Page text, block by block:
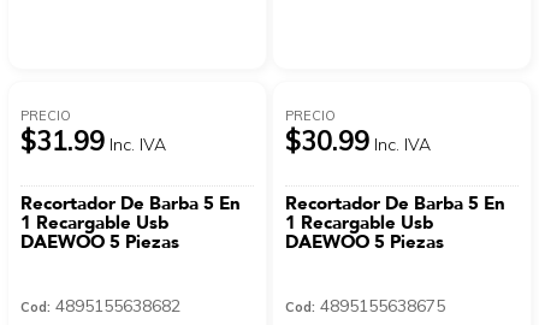
PRECIO
$31.99 Inc. IVA
Recortador De Barba 5 En
1 Recargable Usb
DAEWOO 5 Piezas
Cod: 4895155638682
PRECIO
$30.99 Inc. IVA
Recortador De Barba 5 En
1 Recargable Usb
DAEWOO 5 Piezas
Cod: 4895155638675